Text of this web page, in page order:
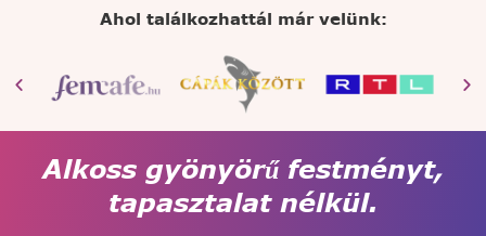
Ahol találkozhattál már velünk:
Alkoss gyönyörű festményt,
tapasztalat nélkül.